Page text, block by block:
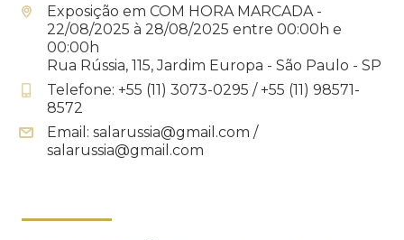
Exposição em COM HORA MARCADA -
22/08/2025 à 28/08/2025 entre 00:00h e
00:00h
Rua Rússia, 115, Jardim Europa - São Paulo - SP
Telefone: +55 (11) 3073-0295 / +55 (11) 98571-
8572
Email: salarussia@gmail.com /
salarussia@gmail.com